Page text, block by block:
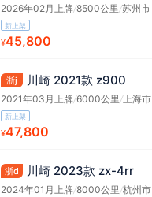
2026年02月上牌/8500公里/苏州市
新上架
¥45,800
浙j 川崎 2021款 z900
2021年03月上牌/6000公里/上海市
新上架
¥47,800
浙d 川崎 2023款 zx-4rr
2024年01月上牌/8000公里/杭州市